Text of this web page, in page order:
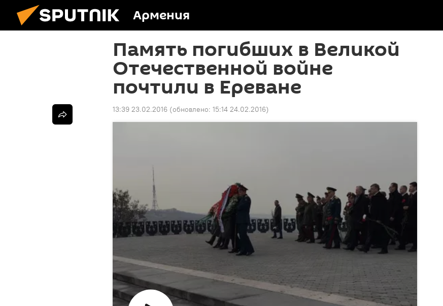
Армения
Память погибших в Великой
Отечественной войне
почтили в Ереване
13:39 23.02.2016 (обновлено: 15:14 24.02.2016)